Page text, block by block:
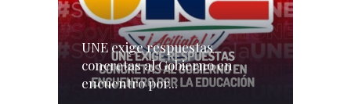
UNE exige respuestas
concretas al Gobierno en
encuentro por...